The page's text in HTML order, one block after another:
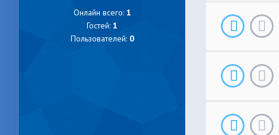
Онлайн всего: 1
Гостей: 1
Пользователей: 0